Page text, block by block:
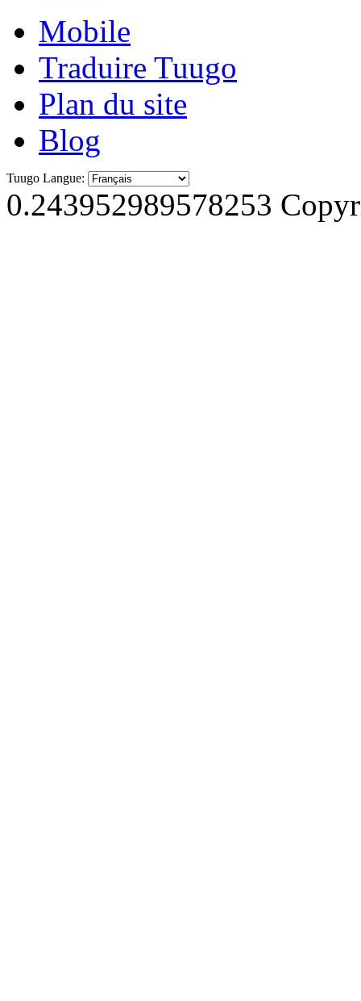
Mobile
Traduire Tuugo
Plan du site
Blog
Tuugo Langue:
0.243952989578253